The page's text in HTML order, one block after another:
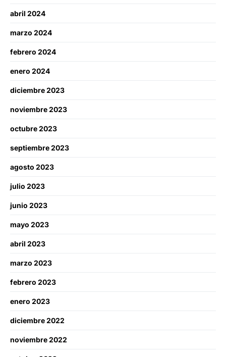
abril 2024
marzo 2024
febrero 2024
enero 2024
diciembre 2023
noviembre 2023
octubre 2023
septiembre 2023
agosto 2023
julio 2023
junio 2023
mayo 2023
abril 2023
marzo 2023
febrero 2023
enero 2023
diciembre 2022
noviembre 2022